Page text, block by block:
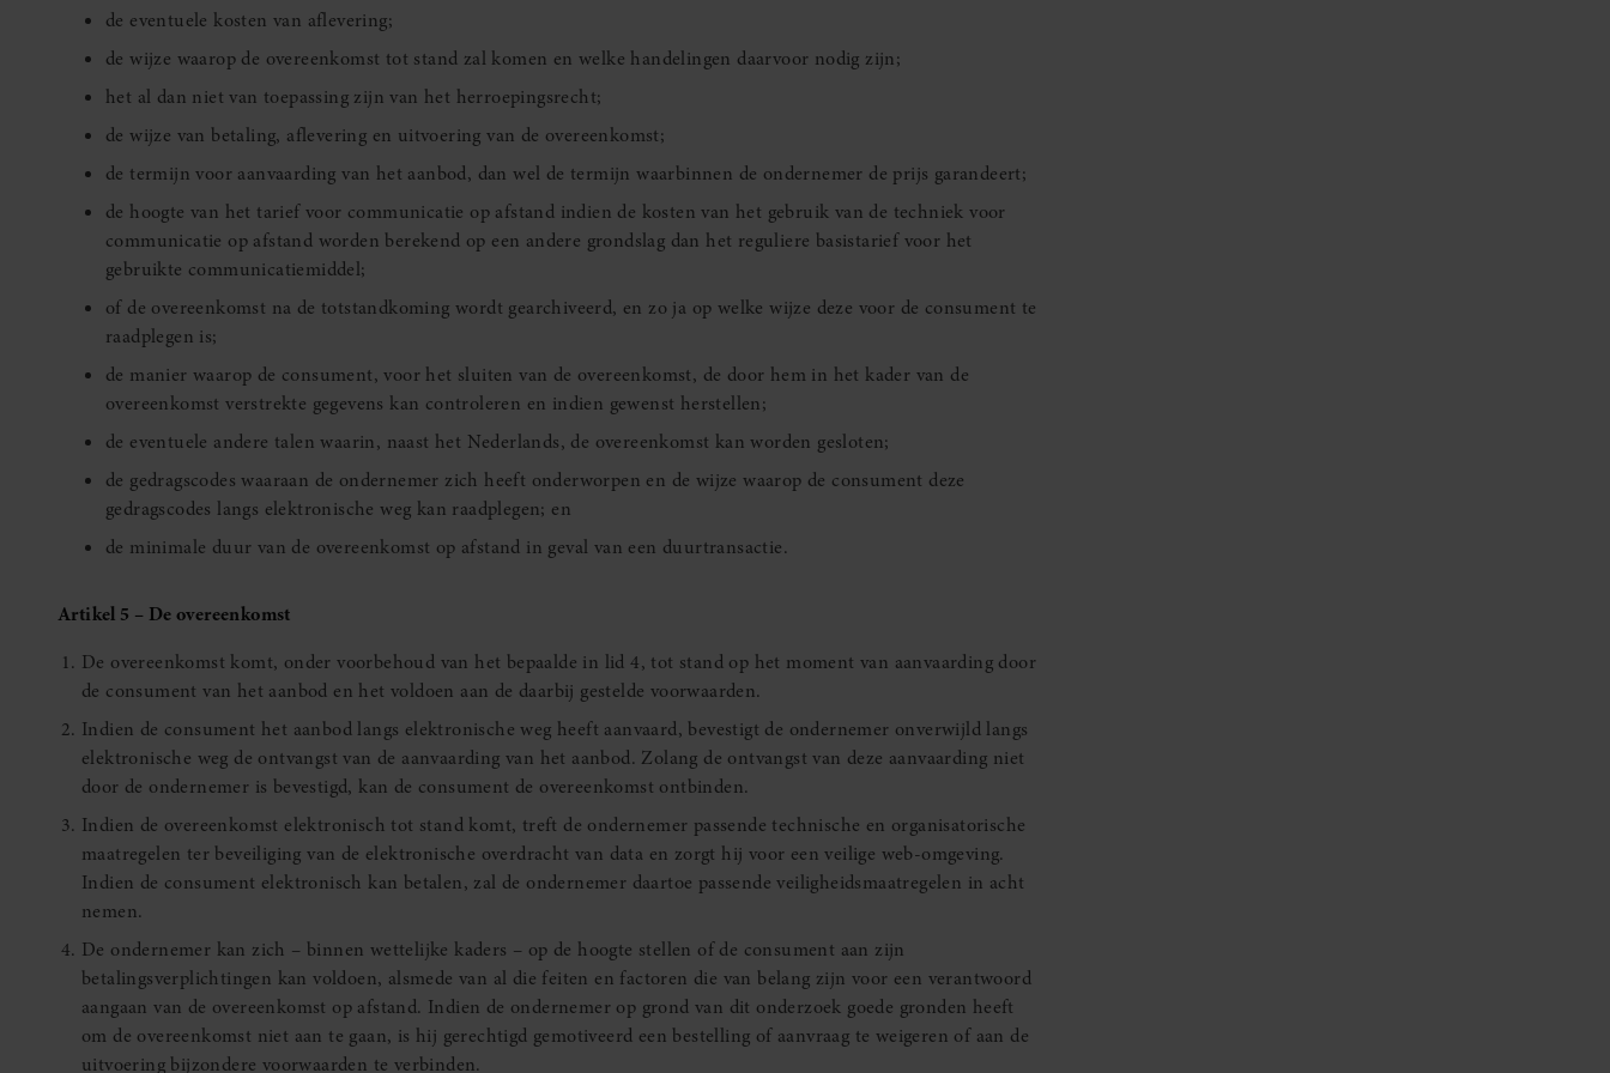
de eventuele kosten van aflevering;
de wijze waarop de overeenkomst tot stand zal komen en welke handelingen daarvoor nodig zijn;
het al dan niet van toepassing zijn van het herroepingsrecht;
de wijze van betaling, aflevering en uitvoering van de overeenkomst;
de termijn voor aanvaarding van het aanbod, dan wel de termijn waarbinnen de ondernemer de prijs garandeert;
de hoogte van het tarief voor communicatie op afstand indien de kosten van het gebruik van de techniek voor
communicatie op afstand worden berekend op een andere grondslag dan het reguliere basistarief voor het
gebruikte communicatiemiddel;
of de overeenkomst na de totstandkoming wordt gearchiveerd, en zo ja op welke wijze deze voor de consument te
raadplegen is;
de manier waarop de consument, voor het sluiten van de overeenkomst, de door hem in het kader van de
overeenkomst verstrekte gegevens kan controleren en indien gewenst herstellen;
de eventuele andere talen waarin, naast het Nederlands, de overeenkomst kan worden gesloten;
de gedragscodes waaraan de ondernemer zich heeft onderworpen en de wijze waarop de consument deze
gedragscodes langs elektronische weg kan raadplegen; en
de minimale duur van de overeenkomst op afstand in geval van een duurtransactie.
Artikel 5 – De overeenkomst
De overeenkomst komt, onder voorbehoud van het bepaalde in lid 4, tot stand op het moment van aanvaarding door
de consument van het aanbod en het voldoen aan de daarbij gestelde voorwaarden.
Indien de consument het aanbod langs elektronische weg heeft aanvaard, bevestigt de ondernemer onverwijld langs
elektronische weg de ontvangst van de aanvaarding van het aanbod. Zolang de ontvangst van deze aanvaarding niet
door de ondernemer is bevestigd, kan de consument de overeenkomst ontbinden.
Indien de overeenkomst elektronisch tot stand komt, treft de ondernemer passende technische en organisatorische
maatregelen ter beveiliging van de elektronische overdracht van data en zorgt hij voor een veilige web-omgeving.
Indien de consument elektronisch kan betalen, zal de ondernemer daartoe passende veiligheidsmaatregelen in acht
nemen.
De ondernemer kan zich – binnen wettelijke kaders – op de hoogte stellen of de consument aan zijn
betalingsverplichtingen kan voldoen, alsmede van al die feiten en factoren die van belang zijn voor een verantwoord
aangaan van de overeenkomst op afstand. Indien de ondernemer op grond van dit onderzoek goede gronden heeft
om de overeenkomst niet aan te gaan, is hij gerechtigd gemotiveerd een bestelling of aanvraag te weigeren of aan de
uitvoering bijzondere voorwaarden te verbinden.